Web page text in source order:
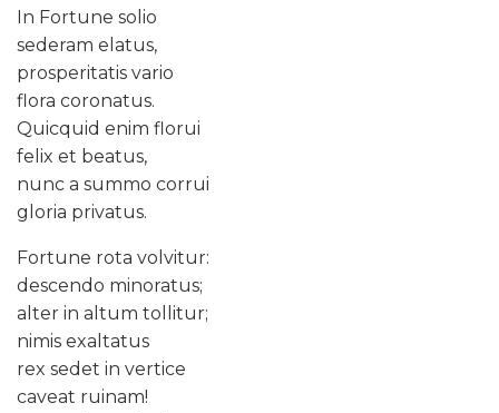
In Fortune solio
sederam elatus,
prosperitatis vario
flora coronatus.
Quicquid enim florui
felix et beatus,
nunc a summo corrui
gloria privatus.
Fortune rota volvitur:
descendo minoratus;
alter in altum tollitur;
nimis exaltatus
rex sedet in vertice
caveat ruinam!